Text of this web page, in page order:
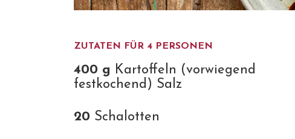
ZUTATEN FÜR 4 PERSONEN
400 g Kartoffeln (vorwiegend
festkochend) Salz
20 Schalotten